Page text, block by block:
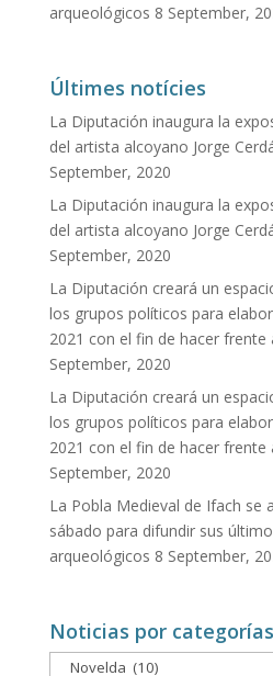
arqueológicos 8 September,
Últimes notícies
La Diputación inaugura la
del artista alcoyano Jorge
September, 2020
La Diputación inaugura la
del artista alcoyano Jorge
September, 2020
La Diputación creará un
los grupos políticos para
2021 con el fin de hacer frente
September, 2020
La Diputación creará un
los grupos políticos para
2021 con el fin de hacer frente
September, 2020
La Pobla Medieval de Ifach se
sábado para difundir sus
arqueológicos 8 September,
Noticias por categorías
Noticias